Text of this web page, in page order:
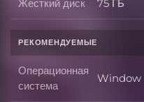
Жесткий диск Жесткий
75 ГБ
РЕКОМЕНДУЕМЫЕ
Операционная
система
Window